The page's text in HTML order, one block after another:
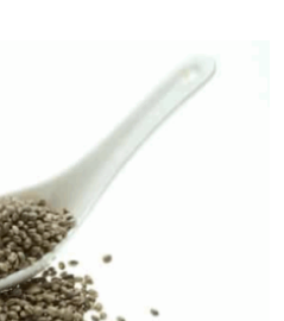
belsőleg használva
egészségéhez.
méregtelenítő,
kezeli a gyulladásokat, sőt,
is szerepet kaphat.